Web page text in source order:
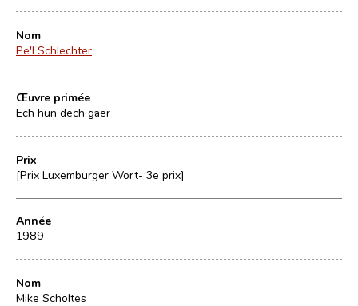
Nom
Pe'l Schlechter
Œuvre primée
Ech hun dech gäer
Prix
[Prix Luxemburger Wort- 3e prix]
Année
1989
Nom
Mike Scholtes